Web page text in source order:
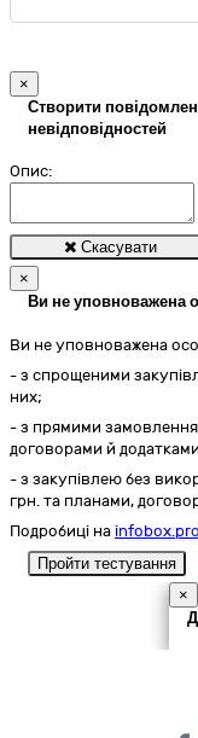
×
Створити
невідповідностей
Опис:
Скасувати
×
Ви не уповноважена
Ви не уповноважена
- з спрощеними
них;
- з прямими
договорами й
- з закупівлею без
грн. та планами,
Подробиці на
Пройти тестування
×